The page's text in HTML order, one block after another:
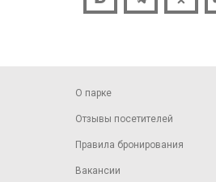
О парке
Отзывы посетителей
Правила бронирования
Вакансии